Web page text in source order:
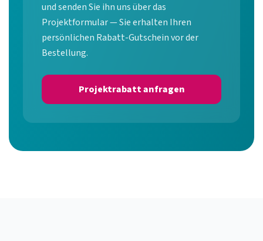
und senden Sie ihn uns über das
Projektformular — Sie erhalten Ihren
persönlichen Rabatt-Gutschein vor der
Bestellung.
Projektrabatt anfragen